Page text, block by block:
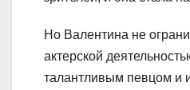
Но Валентина не
актерской
талантливым певцом и